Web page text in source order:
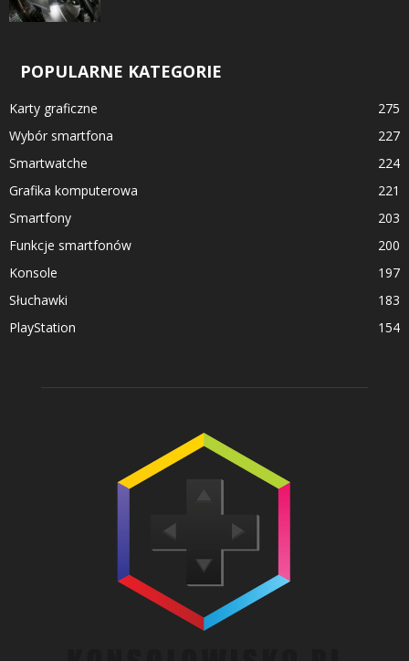
POPULARNE KATEGORIE
Karty graficzne
275
Wybór smartfona
227
Smartwatche
224
Grafika komputerowa
221
Smartfony
203
Funkcje smartfonów
200
Konsole
197
Słuchawki
183
PlayStation
154